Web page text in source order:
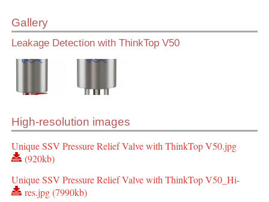
Gallery
Leakage Detection with ThinkTop V50
High-resolution images
Unique SSV Pressure Relief Valve with ThinkTop V50.jpg
(920kb)
Unique SSV Pressure Relief Valve with ThinkTop V50_Hi-
res.jpg (7990kb)